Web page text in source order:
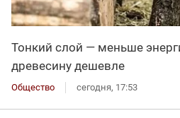
Тонкий слой — меньше
древесину дешевле
Общество сегодня, 17:53